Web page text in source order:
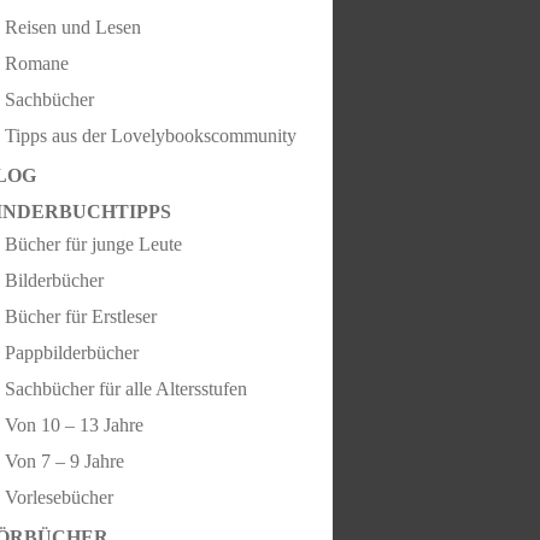
Reisen und Lesen
Romane
Sachbücher
Tipps aus der Lovelybookscommunity
Bücher für junge Leute
Bilderbücher
Bücher für Erstleser
Pappbilderbücher
Sachbücher für alle Altersstufen
Von 10 – 13 Jahre
Von 7 – 9 Jahre
Vorlesebücher